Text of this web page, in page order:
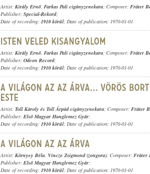
Artist: Király Ernő, Farkas Pali cigányzenekara; Composer: Fráter
Publisher: Special-Rekord;
Date of recording: 1910 körül; Date of publication: 1970-01-01
Artist: Király Ernő, Farkas Pali cigányzenekara; Composer: Fráter
Publisher: Odeon Record;
Date of recording: 1910 körül; Date of publication: 1970-01-01
Artist: Toll Károly és Toll Árpád cigányzenekara; Composer: Fráter
Publisher: Első Magyar Hanglemez Gyár;
Date of recording: 1910 körül; Date of publication: 1970-01-01
Artist: Környey Béla, Vincze Zsigmond (zongora); Composer: Fráter
Publisher: Első Magyar Hanglemez Gyár;
Date of recording: 1910 körül; Date of publication: 1970-01-01